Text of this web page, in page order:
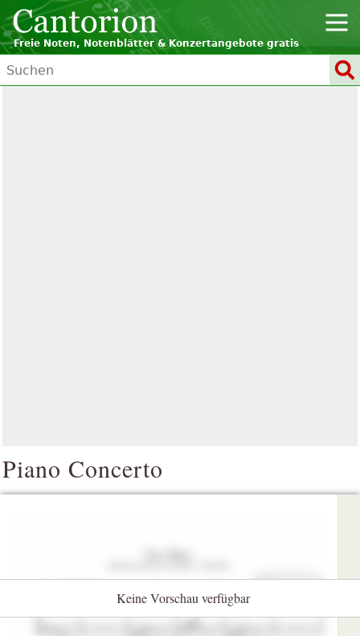
Freie Noten, Notenblätter & Konzertangebote gratis
Piano Concerto
Keine Vorschau verfügbar